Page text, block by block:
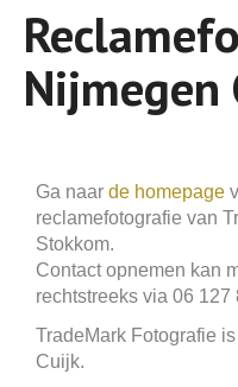
Nijmegen
Ga naarde homepage
reclamefotografie van
Stokkom.
Contact opnemen kan
rechtstreeks via 06 127
TradeMark Fotografie
Cuijk.